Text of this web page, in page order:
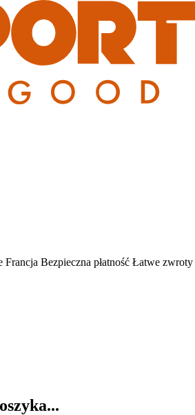
Francja Bezpieczna płatność Łatwe zwroty